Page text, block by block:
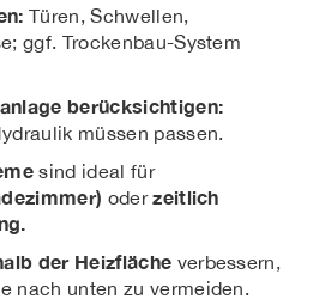
Türen, Schwellen,
ggf. Trockenbau-System
berücksichtigen:
müssen passen.
sind ideal für
oderzeitlich
der Heizfläche verbessern,
nach unten zu vermeiden.